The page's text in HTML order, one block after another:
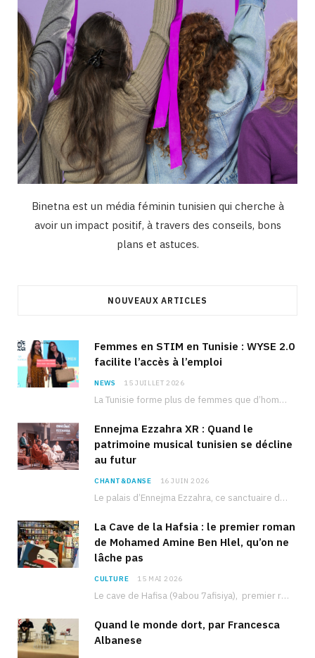
Binetna est un média féminin tunisien qui cherche à
avoir un impact positif, à travers des conseils, bons
plans et astuces.
NOUVEAUX ARTICLES
Femmes en STIM en Tunisie : WYSE 2.0
facilite l’accès à l’emploi
NEWS 15 JUILLET 2026
La Tunisie forme plus de femmes que d’hommes dans les filières scientifiques. Pourtant, pour beaucoup…
Ennejma Ezzahra XR : Quand le
patrimoine musical tunisien se décline
au futur
CHANT&DANSE 16 JUIN 2026
Le palais d’Ennejma Ezzahra, ce sanctuaire de la musique tunisienne et méditerranéenne construit par le…
La Cave de la Hafsia : le premier roman
de Mohamed Amine Ben Hlel, qu’on ne
lâche pas
CULTURE 15 MAI 2026
Le cave de Hafisa (9abou 7afisiya), premier roman du journaliste tunisien Mohamed Amine Ben Hlel,…
Quand le monde dort, par Francesca
Albanese